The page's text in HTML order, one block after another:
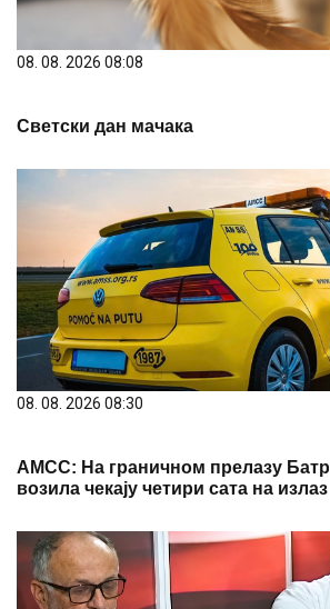
08. 08. 2026 08:08
Светски дан мачака
08. 08. 2026 08:30
АМСС: На граничном прелазу
возила чекају четири сата на излаз